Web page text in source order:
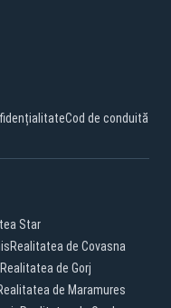
Cod de conduită
Star
Realitatea de Covasna
Realitatea de Gorj
de Maramures